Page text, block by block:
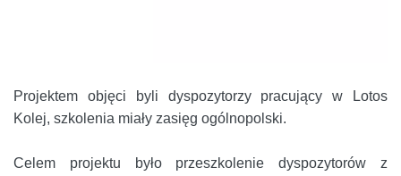
Projektem objęci byli dyspozytorzy pracujący w Lotos
Kolej, szkolenia miały zasięg ogólnopolski.
Celem projektu było przeszkolenie dyspozytorów z